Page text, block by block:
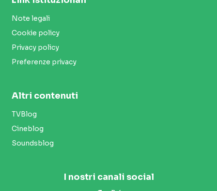
Note legali
Cookie policy
Privacy policy
Preferenze privacy
Altri contenuti
TVBlog
Cineblog
Soundsblog
I nostri canali social